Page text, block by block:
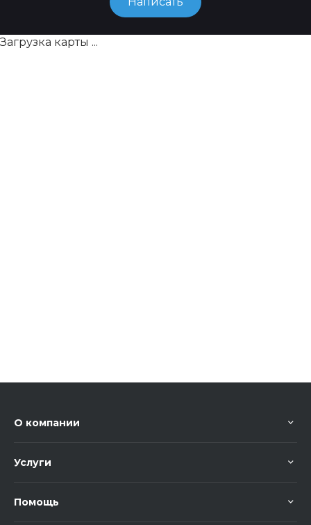
Загрузка карты ...
О компании
Услуги
Помощь